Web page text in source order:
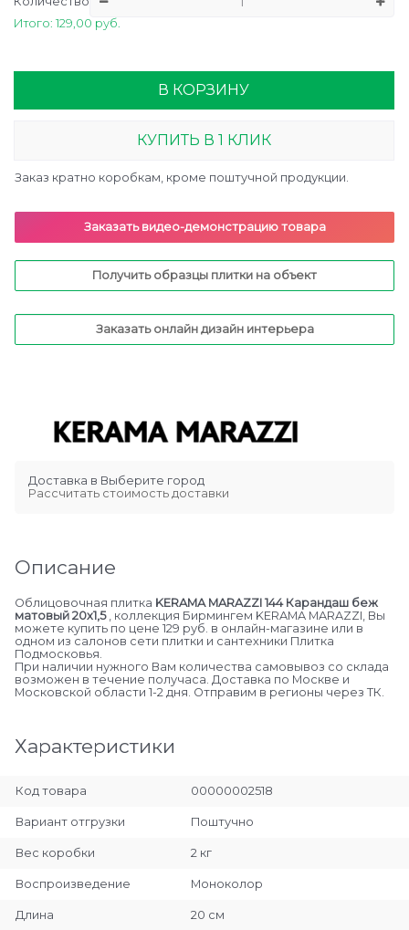
Итого: 129,00 руб.
В КОРЗИНУ
КУПИТЬ В 1 КЛИК
Заказ кратно коробкам, кроме поштучной продукции.
Заказать видео-демонстрацию товара
Получить образцы плитки на объект
Заказать онлайн дизайн интерьера
Доставка в Выберите город
Рассчитать стоимость доставки
Описание
Облицовочная плитка KERAMA MARAZZI 144 Карандаш беж
матовый 20х1,5, коллекция Бирмингем KERAMA MARAZZI, Вы
можете купить по цене 129 руб. в онлайн-магазине или в
одном из салонов сети плитки и сантехники Плитка
Подмосковья.
При наличии нужного Вам количества самовывоз со склада
возможен в течение получаса. Доставка по Москве и
Московской области 1-2 дня. Отправим в регионы через ТК.
Характеристики
Код товара 00000002518
Вариант отгрузки Поштучно
Вес коробки 2 кг
Воспроизведение Моноколор
Длина 20 см